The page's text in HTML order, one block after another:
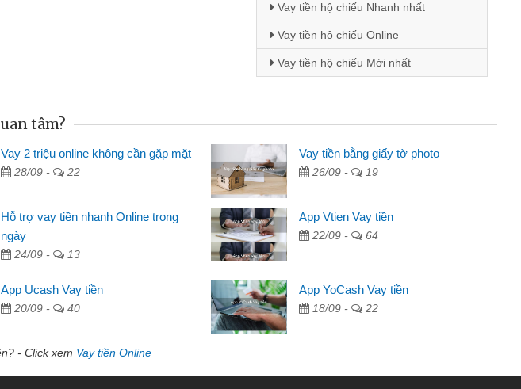
Vay tiền hộ chiếu Nhanh nhất
Vay tiền hộ chiếu Online
Vay tiền hộ chiếu Mới nhất
Mai Lan - Sinh viên
Tôi biết đến thông qua quảng cáo trên facebook. Tôi là
sinh viên nên cần đóng tiền nhà, sinh nhật bạn bè, mà đọc
thấy thủ tục nhanh gọn nên tôi quyết định vay
Mất 2 tuần các ngân hàng không ai cho vay. Trong khi
cần có 2 triệu để giải quyết việc riêng, trong 1-2 ngày tôi trả
được thôi. Cảm ơn đã giúp tôi kịp thời và nhanh chóng
tâm?
Vay 2 triệu online không cần gặp mặt
28/09 - 22
Vay tiền bằng giấy tờ photo
26/09 - 19
Hỗ trợ vay tiền nhanh Online trong
ngày
24/09 - 13
App Vtien Vay tiền
22/09 - 64
App Ucash Vay tiền
20/09 - 40
App YoCash Vay tiền
18/09 - 22
- Click xem Vay tiền Online